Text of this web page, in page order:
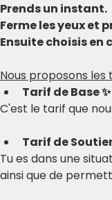
Prends un instant.
Ferme les yeux et
Ensuite choisis en
Nous proposons les
Tarif de Base ✨
C'est le tarif que
Tarif de
Tu es dans une
ainsi que de